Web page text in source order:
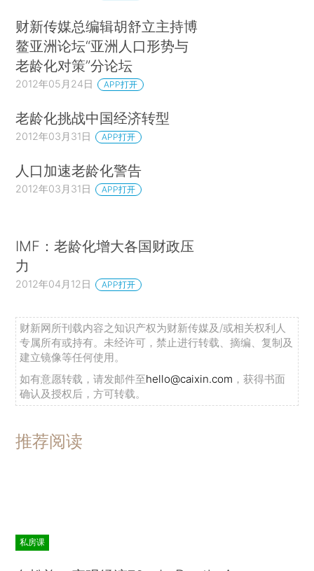
财新传媒总编辑胡舒立主持博
鳌亚洲论坛“亚洲人口形势与
老龄化对策”分论坛
2012年05月24日 APP打开
老龄化挑战中国经济转型
2012年03月31日 APP打开
人口加速老龄化警告
2012年03月31日 APP打开
IMF：老龄化增大各国财政压
力
2012年04月12日 APP打开
财新网所刊载内容之知识产权为财新传媒及/或相关权利人
专属所有或持有。未经许可，禁止进行转载、摘编、复制及
建立镜像等任何使用。
如有意愿转载，请发邮件至hello@caixin.com ，获得书面
确认及授权后，方可转载。
推荐阅读
私房课